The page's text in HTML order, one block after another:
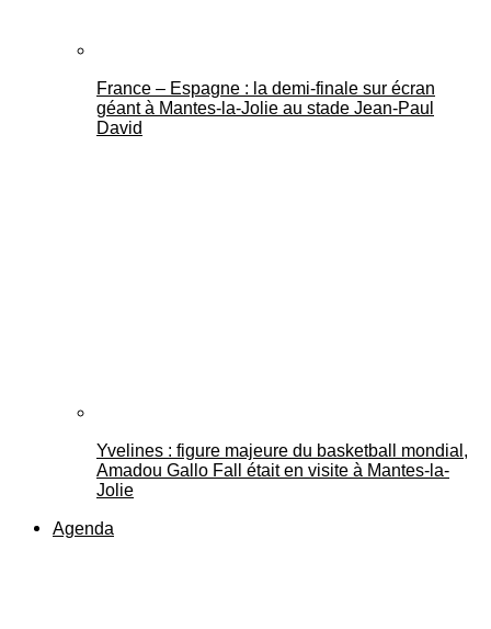
France – Espagne : la demi-finale sur écran
géant à Mantes-la-Jolie au stade Jean-Paul
David
Yvelines : figure majeure du basketball mondial,
Amadou Gallo Fall était en visite à Mantes-la-
Jolie
Agenda